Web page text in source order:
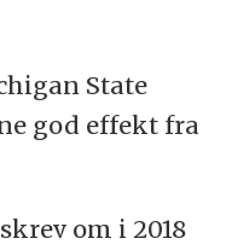
State
god effekt fra
om i 2018